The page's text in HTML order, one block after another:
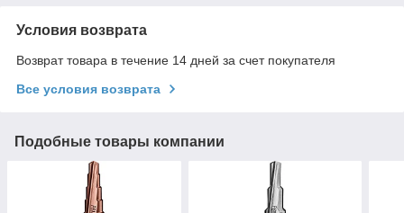
Условия возврата
Возврат товара в течение 14 дней за счет покупателя
Все условия возврата
Подобные товары компании